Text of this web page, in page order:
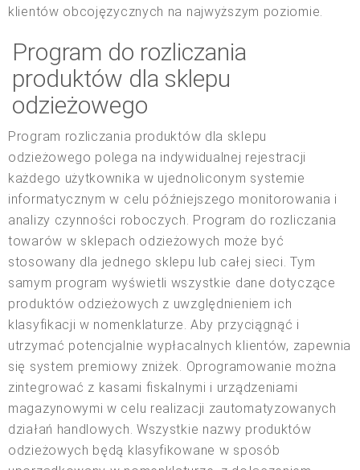
klientów obcojęzycznych na najwyższym poziomie.
Program do rozliczania
produktów dla sklepu
odzieżowego
Program rozliczania produktów dla sklepu
odzieżowego polega na indywidualnej rejestracji
każdego użytkownika w ujednoliconym systemie
informatycznym w celu późniejszego monitorowania i
analizy czynności roboczych. Program do rozliczania
towarów w sklepach odzieżowych może być
stosowany dla jednego sklepu lub całej sieci. Tym
samym program wyświetli wszystkie dane dotyczące
produktów odzieżowych z uwzględnieniem ich
klasyfikacji w nomenklaturze. Aby przyciągnąć i
utrzymać potencjalnie wypłacalnych klientów, zapewnia
się system premiowy zniżek. Oprogramowanie można
zintegrować z kasami fiskalnymi i urządzeniami
magazynowymi w celu realizacji zautomatyzowanych
działań handlowych. Wszystkie nazwy produktów
odzieżowych będą klasyfikowane w sposób